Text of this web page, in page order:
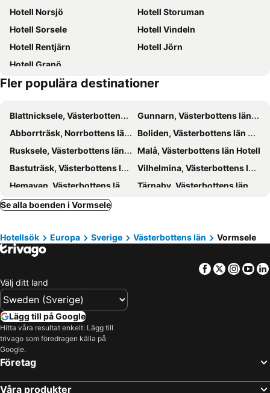
Hotell Norsjö
Hotell Storuman
Hotell Sorsele
Hotell Vindeln
Hotell Rentjärn
Hotell Jörn
Hotell Granö
Fler populära destinationer
Blattnicksele, Västerbottens län Hotell
Gunnarn, Västerbottens län Hotell
Abborrträsk, Norrbottens län Hotell
Boliden, Västerbottens län Hotell
Rusksele, Västerbottens län Hotell
Malå, Västerbottens län Hotell
Bastuträsk, Västerbottens län Hotell
Vilhelmina, Västerbottens län Hotell
Hemavan, Västerbottens län Hotell
Tärnaby, Västerbottens län Hotell
Storuman, Västerbottens län Hotell
Marsfjäll, Västerbottens län Hotell
Stockholm, Stockholms län Hotell
Göteborg, Västra Götalands Län Hotell
Jönköping, Jönköpings län Hotell
Varberg, Hallands län Hotell
Visby, Gotlands län Hotell
Se alla boenden i Vormsele
Hotellsök Europa Sverige Västerbottens län Vormsele
Facebook
Twitter
Välj ditt land
Lägg till på Google
Hitta våra resultat enkelt: Lägg till
trivago som föredragen källa på
Google.
Företag
Våra produkter